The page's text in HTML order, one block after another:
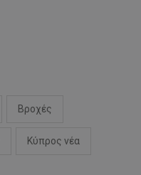
Βροχές
Κύπρος νέα